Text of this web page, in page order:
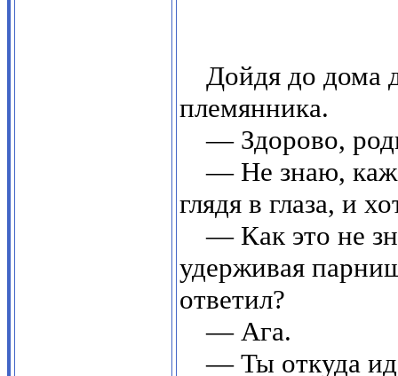
Дойдя до дома
племянника.
— Здорово,
— Не знаю,
глядя в глаза, и
— Как это не
удерживая
ответил?
— Ага.
— Ты откуда